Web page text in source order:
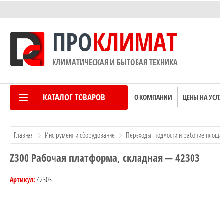
ПРОКЛИМАТ
КЛИМАТИЧЕСКАЯ И БЫТОВАЯ ТЕХНИКА
КАТАЛОГ ТОВАРОВ О КОМПАНИИ ЦЕНЫ НА
Главная Инструмент и оборудование Переходы, подмости и рабочие
Z300 Рабочая платформа, складная — 42303
Артикул: 42303